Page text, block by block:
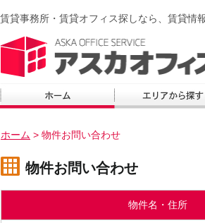
賃貸事務所・賃貸オフィス探しなら、賃貸情
ホーム > 物件お問い合わせ
物件お問い合わせ
物件名・住所